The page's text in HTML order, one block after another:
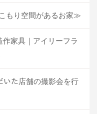
もり空間があるお家≫
家具｜アイリーフラ
た店舗の撮影会を行